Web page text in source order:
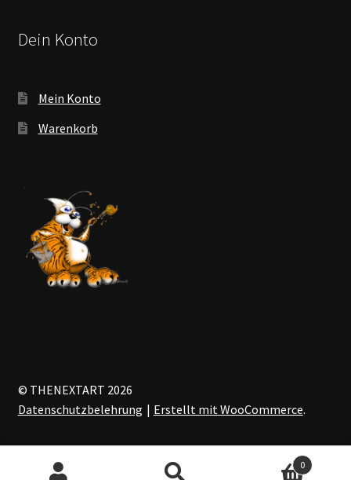
Dein Konto
Mein Konto
Warenkorb
© THENEXTART 2026
Datenschutzbelehrung
Erstellt mit WooCommerce.
0